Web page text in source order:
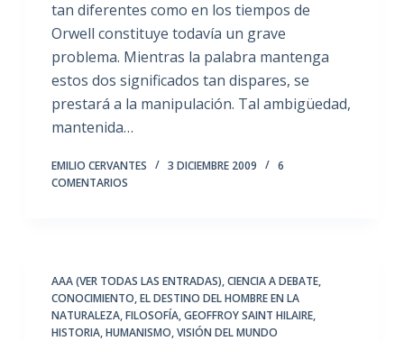
tan diferentes como en los tiempos de
Orwell constituye todavía un grave
problema. Mientras la palabra mantenga
estos dos significados tan dispares, se
prestará a la manipulación. Tal ambigüedad,
mantenida…
EMILIO CERVANTES 3 DICIEMBRE 2009
6
COMENTARIOS
AAA (VER TODAS LAS ENTRADAS),CIENCIA A DEBATE,
CONOCIMIENTO,EL DESTINO DEL HOMBRE EN LA
NATURALEZA,FILOSOFÍA,GEOFFROY SAINT HILAIRE,
HISTORIA,HUMANISMO,VISIÓN DEL MUNDO